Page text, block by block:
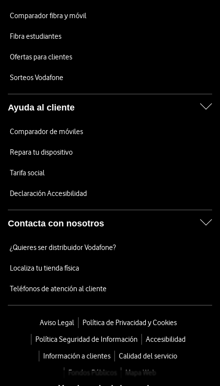
Comparador fibra y móvil
Fibra estudiantes
Ofertas para clientes
Sorteos Vodafone
Ayuda al cliente
Comparador de móviles
Repara tu dispositivo
Tarifa social
Declaración Accesibilidad
Contacta con nosotros
¿Quieres ser distribuidor Vodafone?
Localiza tu tienda física
Teléfonos de atención al cliente
Aviso Legal
Política de Privacidad y Cookies
Política Seguridad de Información
Accesibilidad
Información a clientes
Calidad del servicio
Fondos Públicos
Mapa Web